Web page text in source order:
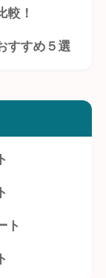
較！
すすめ５選
ト